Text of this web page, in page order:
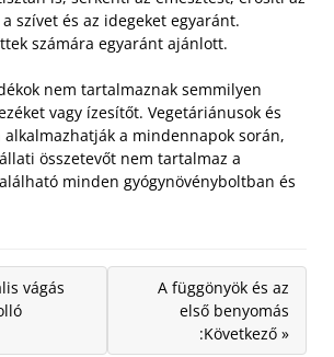
szívet és az idegeket egyaránt.
számára egyaránt ajánlott.
nem tartalmaznak semmilyen
vagy ízesítőt. Vegetáriánusok és
a mindennapok során,
összetevőt nem tartalmaz a
minden gyógynövényboltban és
vágás
A függönyök és az
első benyomás
:Következő »